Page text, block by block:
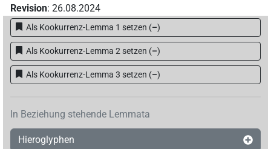
Revision: 26.08.2024
Als Kookurrenz-Lemma 1 setzen (–)
Als Kookurrenz-Lemma 2 setzen (–)
Als Kookurrenz-Lemma 3 setzen (–)
In Beziehung stehende Lemmata
Hieroglyphen